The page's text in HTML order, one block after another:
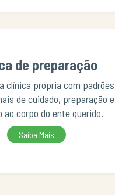
de preparação
clínica própria com padrões
de cuidado, preparação e
ao corpo do ente querido.
Saiba Mais